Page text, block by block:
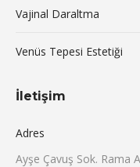
Vajinal Daraltma
Venüs Tepesi Estetiği
İletişim
Adres
Ayşe Çavuş Sok. Rama